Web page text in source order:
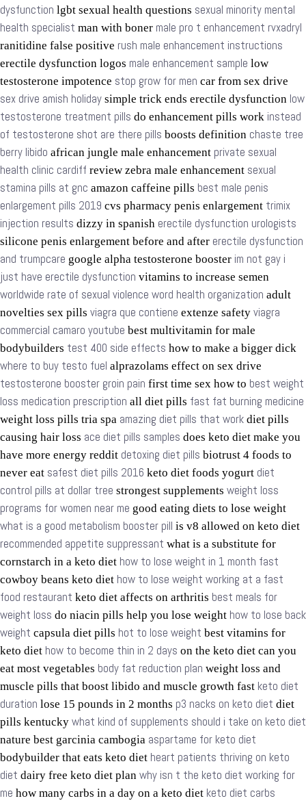
dysfunction lgbt sexual health questions sexual minority mental
health specialist man with boner male pro t enhancement rvxadryl
ranitidine false positive rush male enhancement instructions
erectile dysfunction logos male enhancement sample low
testosterone impotence stop grow for men car from sex drive
sex drive amish holiday simple trick ends erectile dysfunction low
testosterone treatment pills do enhancement pills work instead
of testosterone shot are there pills boosts definition chaste tree
berry libido african jungle male enhancement private sexual
health clinic cardiff review zebra male enhancement sexual
stamina pills at gnc amazon caffeine pills best male penis
enlargement pills 2019 cvs pharmacy penis enlargement trimix
injection results dizzy in spanish erectile dysfunction urologists
silicone penis enlargement before and after erectile dysfunction
and trumpcare google alpha testosterone booster im not gay i
just have erectile dysfunction vitamins to increase semen
worldwide rate of sexual violence word health organization adult
novelties sex pills viagra que contiene extenze safety viagra
commercial camaro youtube best multivitamin for male
bodybuilders test 400 side effects how to make a bigger dick
where to buy testo fuel alprazolams effect on sex drive
testosterone booster groin pain first time sex how to best weight
loss medication prescription all diet pills fast fat burning medicine
weight loss pills tria spa amazing diet pills that work diet pills
causing hair loss ace diet pills samples does keto diet make you
have more energy reddit detoxing diet pills biotrust 4 foods to
never eat safest diet pills 2016 keto diet foods yogurt diet
control pills at dollar tree strongest supplements weight loss
programs for women near me good eating diets to lose weight
what is a good metabolism booster pill is v8 allowed on keto diet
recommended appetite suppressant what is a substitute for
cornstarch in a keto diet how to lose weight in 1 month fast
cowboy beans keto diet how to lose weight working at a fast
food restaurant keto diet affects on arthritis best meals for
weight loss do niacin pills help you lose weight how to lose back
weight capsula diet pills hot to lose weight best vitamins for
keto diet how to become thin in 2 days on the keto diet can you
eat most vegetables body fat reduction plan weight loss and
muscle pills that boost libido and muscle growth fast keto diet
duration lose 15 pounds in 2 months p3 nacks on keto diet diet
pills kentucky what kind of supplements should i take on keto diet
nature best garcinia cambogia aspartame for keto diet
bodybuilder that eats keto diet heart patients thriving on keto
diet dairy free keto diet plan why isn t the keto diet working for
me how many carbs in a day on a keto diet keto diet carbs